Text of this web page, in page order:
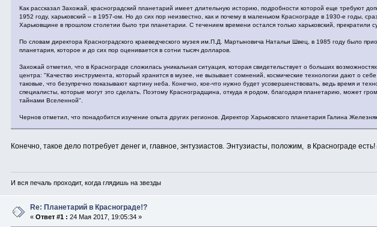
Как рассказал Захожай, красноградский планетарий имеет длительную историю, подробности которой еще требуют
1952 году, харьковский – в 1957-ом. Но до сих пор неизвестно, как и почему в маленьком Краснограде в 1930-е годы,
Харьковщине в прошлом столетии было три планетарии. С течением времени остался только харьковский, прекратили
По словам директора Красноградского краеведческого музея им.П.Д. Мартыновича Натальи Швец, в 1985 году было
планетария, которое и до сих пор оценивается в сотни тысяч долларов.
Захожай отметил, что в Краснограде сложилась уникальная ситуация, которая свидетельствует о больших
центра: "Качество инструмента, который хранится в музее, не вызывает сомнений, космические технологии дают о
таковые, что безупречно показывают картину неба. Конечно, кое-что нужно будет усовершенствовать, ведь время и
специалисты, которые могут это сделать. Поэтому Красноградщина, откуда я родом, благодаря планетарию, может
тайнами Вселенной".
Чернов отметил, что понадобится изучение опыта других регионов. Директор Харьковского планетария Галина
Конечно, такое дело потребует денег и, главное, энтузиастов. Энтузиасты, положим, в Краснограде есть!
И вся печаль проходит, когда глядишь на звезды
Re: Планетарий в Краснограде!?
«Ответ #1 : 24 Мая 2017, 19:05:34 »